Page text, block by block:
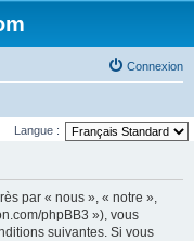
Connexion
Langue :
par « nous », « notre »,
phpBB3 »), vous
suivantes. Si vous